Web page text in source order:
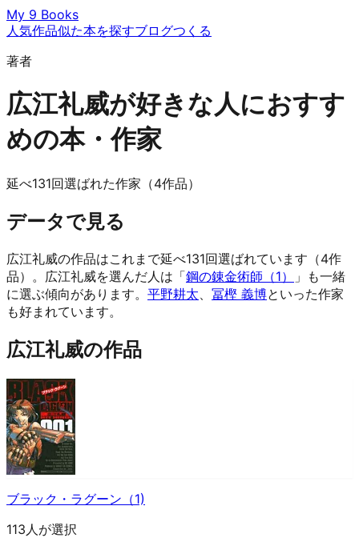
My 9 Books
人気作品似た本を探すブログつくる
著者
広江礼威が好きな人におすす
めの本・作家
延べ131回選ばれた作家（4作品）
データで見る
広江礼威の作品はこれまで延べ131回選ばれています（4作
品）。広江礼威を選んだ人は「鋼の錬金術師（1）
」も一緒
に選ぶ傾向があります。 平野耕太 冨樫 義博といった作家
も好まれています。
広江礼威の作品
ブラック・ラグーン（1)
113人が選択